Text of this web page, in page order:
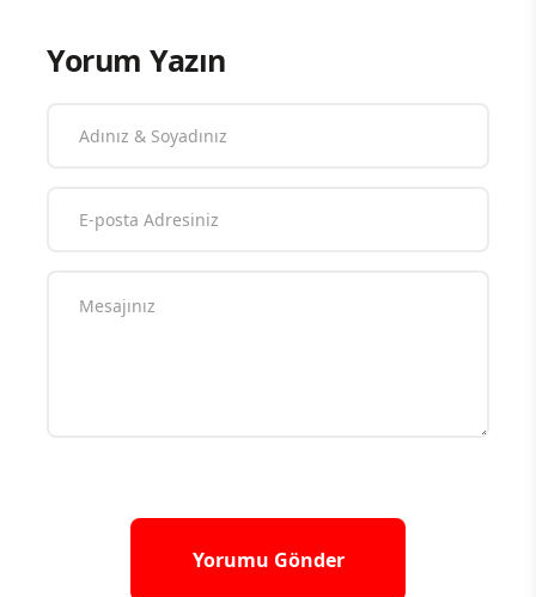
Yorum Yazın